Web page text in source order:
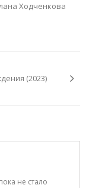
Ходченкова
(2023)
не стало